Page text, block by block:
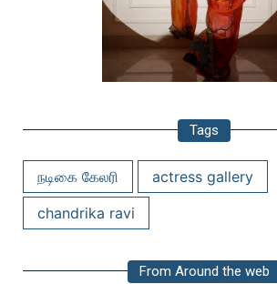
Tags
நடிகை கேலரி
actress gallery
chandrika ravi
From Around the web